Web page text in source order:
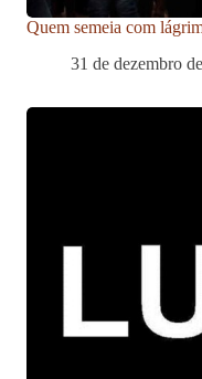
Quem semeia com
31 de dezembro